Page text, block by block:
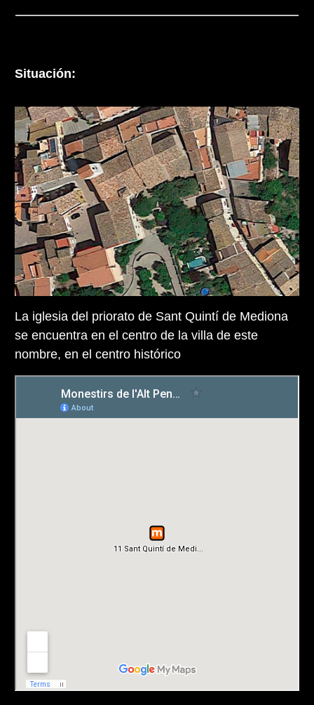
Situación:
La iglesia del priorato de Sant Quintí de Mediona
se encuentra en el centro de la villa de este
nombre, en el centro histórico